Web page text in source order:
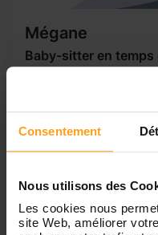
Consentement
Nous utilisons des
Les cookies nous
site Web, améliorer
Mégane
Baby-sitter en temps
Je m'appelle Mégane, ,
temps partiel ou en
afin de mettre en
lors de mes nombreux